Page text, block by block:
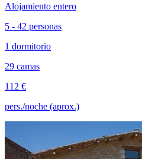
Alojamiento entero
5 - 42 personas
1 dormitorio
29 camas
112 €
pers./noche (aprox.)